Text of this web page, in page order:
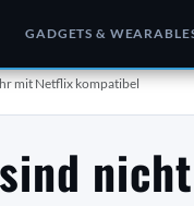
GADGETS &
mit Netflix kompatibel